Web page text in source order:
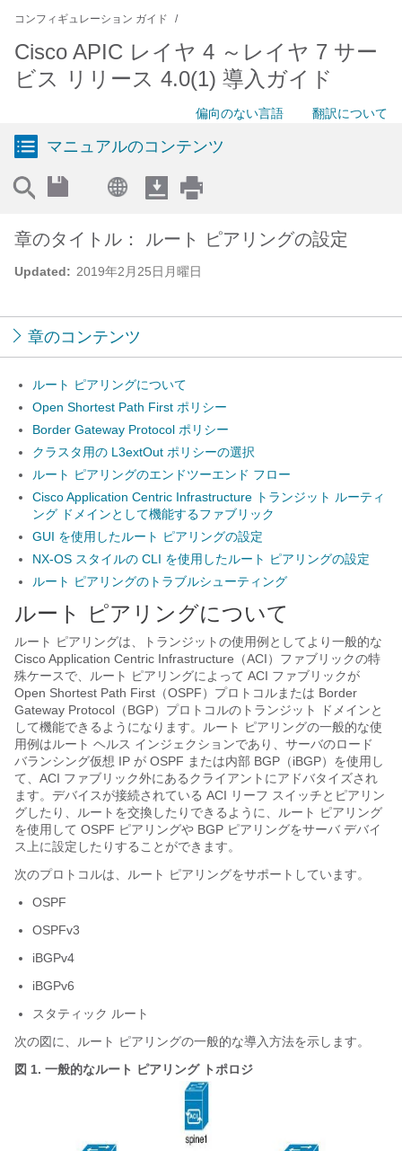
コンフィギュレーション ガイド
Cisco APIC レイヤ 4 ～レイヤ 7 サー
ビス リリース 4.0(1) 導入ガイド
偏向のない言語 翻訳について
マニュアルのコンテンツ
Updated: 2019年2月25日月曜日
章のタイトル： ルート ピアリングの設定
章のコンテンツ
ルート ピアリングについて
Open Shortest Path First ポリシー
Border Gateway Protocol ポリシー
クラスタ用の L3extOut ポリシーの選択
ルート ピアリングのエンドツーエンド フロー
Cisco Application Centric Infrastructure トランジット ルーティ
ング ドメインとして機能するファブリック
GUI を使用したルート ピアリングの設定
NX-OS スタイルの CLI を使用したルート ピアリングの設定
ルート ピアリングのトラブルシューティング
ルート ピアリングについて
ルート ピアリングは、トランジットの使用例としてより一般的な
Cisco Application Centric Infrastructure （ACI）ファブリックの特
殊ケースで、ルート ピアリングによって ACI ファブリックが
Open Shortest Path First（OSPF）プロトコルまたは Border
Gateway Protocol（BGP）プロトコルのトランジット ドメインと
して機能できるようになります。ルート ピアリングの一般的な使
用例はルート ヘルス インジェクションであり、サーバのロード
バランシング仮想 IP が OSPF または内部 BGP（iBGP）を使用し
て、ACI ファブリック外にあるクライアントにアドバタイズされ
ます。デバイスが接続されている ACI リーフ スイッチとピアリン
グしたり、ルートを交換したりできるように、ルート ピアリング
を使用して OSPF ピアリングや BGP ピアリングをサーバ デバイ
ス上に設定したりすることができます。
次のプロトコルは、ルート ピアリングをサポートしています。
OSPF
OSPFv3
iBGPv4
iBGPv6
スタティック ルート
次の図に、ルート ピアリングの一般的な導入方法を示します。
図 1. 一般的なルート ピアリング トポロジ